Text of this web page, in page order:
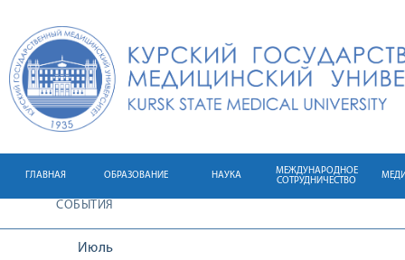
ГЛАВНАЯ ОБРАЗОВАНИЕ НАУКА
МЕЖДУНАРОДНОЕ
СОТРУДНИЧЕСТВО
СОБЫТИЯ
Июль